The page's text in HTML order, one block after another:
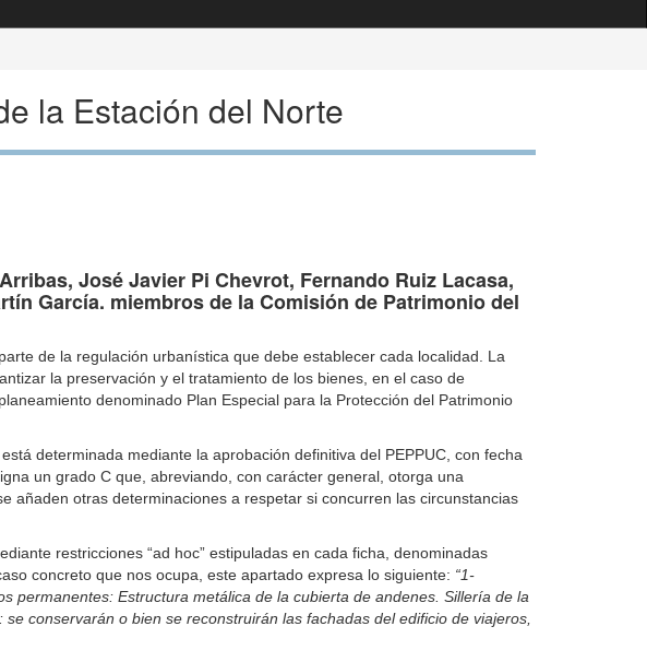
la Estación del Norte
José Javier Pi Chevrot, Fernando Ruiz Lacasa,
García. miembros de la Comisión de Patrimonio del
de la regulación urbanística que debe establecer cada localidad. La
la preservación y el tratamiento de los bienes, en el caso de
denominado Plan Especial para la Protección del Patrimonio
determinada mediante la aprobación definitiva del PEPPUC, con fecha
un grado C que, abreviando, con carácter general, otorga una
añaden otras determinaciones a respetar si concurren las circunstancias
restricciones “ad hoc” estipuladas en cada ficha, denominadas
concreto que nos ocupa, este apartado expresa lo siguiente: “1-
permanentes: Estructura metálica de la cubierta de andenes. Sillería de la
conservarán o bien se reconstruirán las fachadas del edificio de viajeros,